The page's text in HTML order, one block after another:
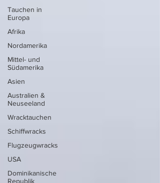
Tauchen in
Europa
Afrika
Nordamerika
Mittel- und
Südamerika
Asien
Australien &
Neuseeland
Wracktauchen
Schiffwracks
Flugzeugwracks
USA
Dominikanische
Republik